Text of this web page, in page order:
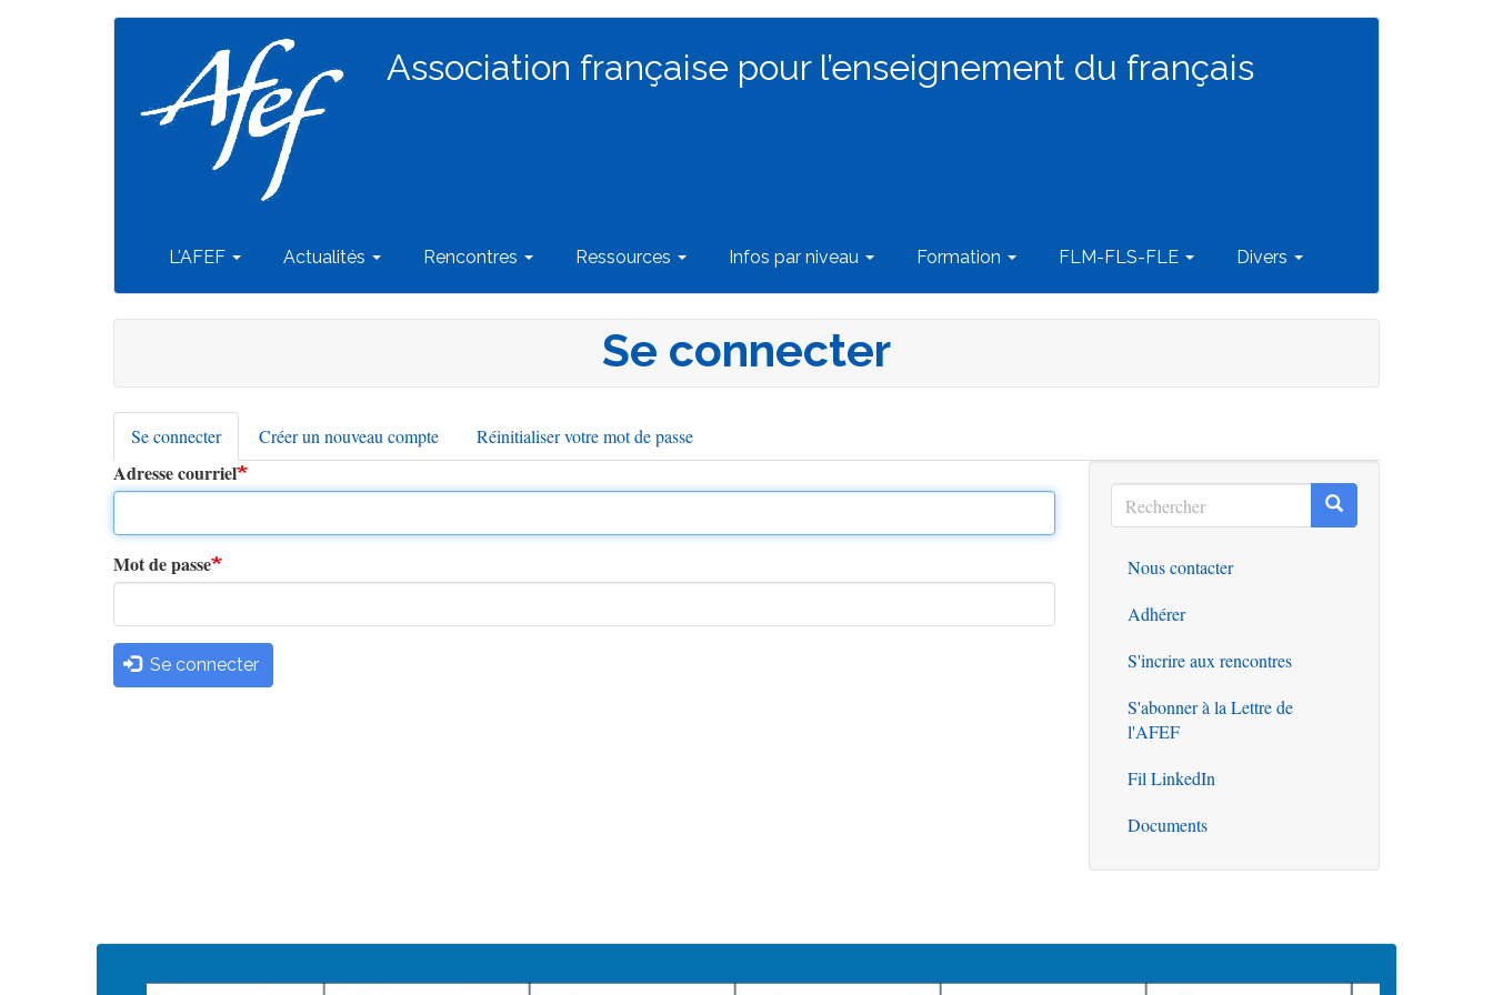
Association française pour l’enseignement du français
Navigation
principale
L'AFEF Actualités Rencontres Ressources Infos par niveau Formation FLM-FLS-FLE Divers
Se connecter
Onglets
principaux
Se connecter(onglet
actif)
Créer un nouveau compte Réinitialiser votre mot de passe
Adresse courriel
Mot de passe
Se connecter
Rechercher
Rechercher Rechercher
Outils
Nous contacter
Adhérer
S'incrire aux rencontres
S'abonner à la Lettre de
l'AFEF
Fil LinkedIn
Documents